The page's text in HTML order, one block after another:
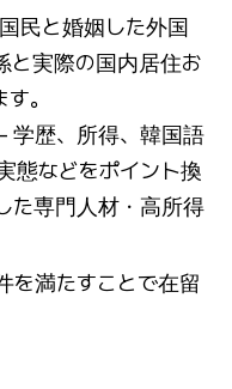
民と婚姻した外国
と実際の国内居住お
。
学歴、所得、韓国語
態などをポイント換
た専門人材・高所得
を満たすことで在留